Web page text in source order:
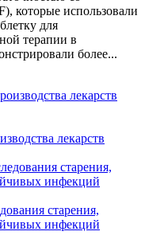
которые использовали
для
терапии в
более...
лекарств
старения,
инфекций